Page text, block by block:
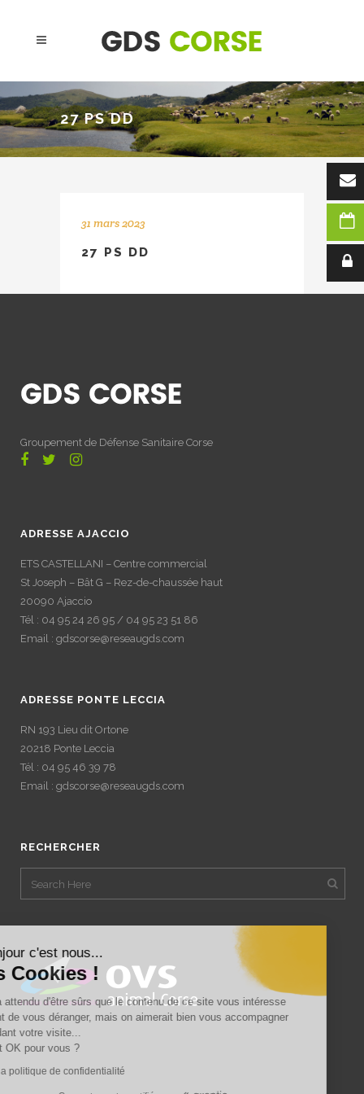
Bonjour c'est nous...
les Cookies !
On a attendu d'être sûrs que le contenu de ce site vous intéresse
avant de vous déranger, mais on aimerait bien vous accompagner
pendant votre visite...
C'est OK pour vous ?
Lire la politique de confidentialité
27 PS DD
31 mars 2023
27 PS DD
Groupement de Défense Sanitaire Corse
ADRESSE AJACCIO
ETS CASTELLANI – Centre commercial
St Joseph – Bât G – Rez-de-chaussée haut
20090 Ajaccio
Tél : 04 95 24 26 95 / 04 95 23 51 86
Email : gdscorse@reseaugds.com
ADRESSE PONTE LECCIA
RN 193 Lieu dit Ortone
20218 Ponte Leccia
Tél : 04 95 46 39 78
Email : gdscorse@reseaugds.com
RECHERCHER